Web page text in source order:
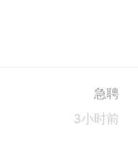
急聘
3小时前